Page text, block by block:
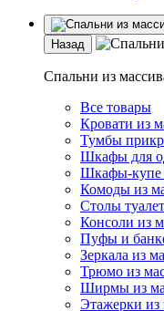
Назад
Спальни из
Все товары
Кровати из
Тумбы
Шкафы для
Шкафы-купе
Комоды из
Столы
Консоли из
Пуфы и
Зеркала из
Трюмо из
Ширмы из
Этажерки из